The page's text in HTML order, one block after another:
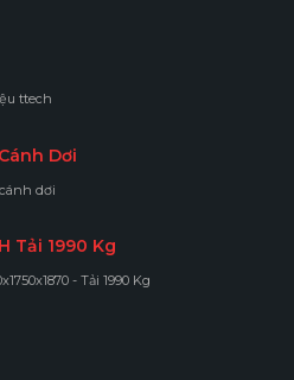
ttech
Dơi
dơi
Tải 1990 Kg
- Tải 1990 Kg